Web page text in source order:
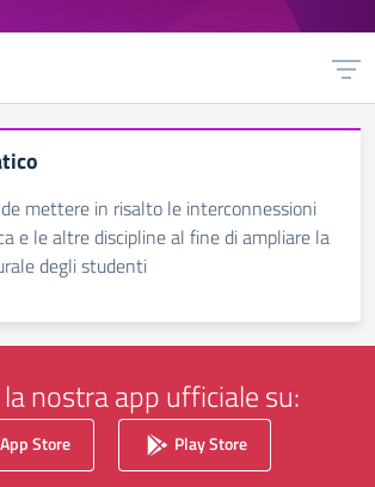
mettere in risalto le interconnessioni
e le altre discipline al fine di ampliare la
degli studenti
la nostra app ufficiale su:
App Store Play Store